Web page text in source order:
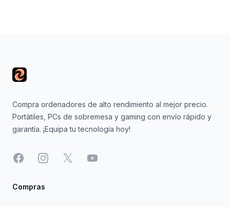
Compra ordenadores de alto rendimiento al mejor precio.
Portátiles, PCs de sobremesa y gaming con envío rápido y
garantía. ¡Equipa tu tecnología hoy!
FacebookInstagram
X YouTube
Compras